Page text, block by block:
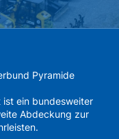
Pyramide
ist ein bundesweiter
Abdeckung zur